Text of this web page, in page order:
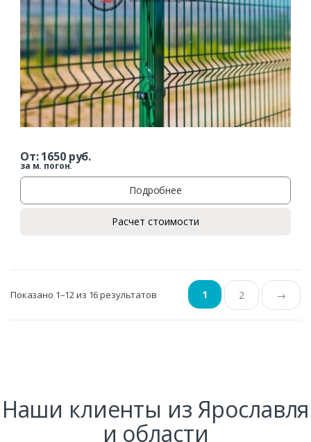
От:1650руб.
за м. погон.
Подробнее
Расчет стоимости
Показано 1–12 из 16 результатов 1 2 →
Наши клиенты из Ярославля
и области